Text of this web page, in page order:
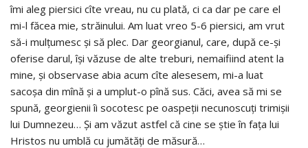
îmi aleg piersici cîte vreau, nu cu plată, ci ca dar pe care el
mi-l făcea mie, străinului. Am luat vreo 5-6 piersici, am vrut
să-i mulţumesc şi să plec. Dar georgianul, care, după ce-şi
oferise darul, îşi văzuse de alte treburi, nemaifiind atent la
mine, şi observase abia acum cîte alesesem, mi-a luat
sacoşa din mînă şi a umplut-o pînă sus. Căci, avea să mi se
spună, georgienii îi socotesc pe oaspeţii necunoscuţi trimişii
lui Dumnezeu… Şi am văzut astfel că cine se ştie în faţa lui
Hristos nu umblă cu jumătăţi de măsură…